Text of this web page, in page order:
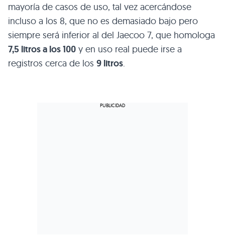
mayoría de casos de uso, tal vez acercándose
incluso a los 8, que no es demasiado bajo pero
siempre será inferior al del Jaecoo 7, que homologa
7,5 litros a los 100 y en uso real puede irse a
registros cerca de los 9 litros.